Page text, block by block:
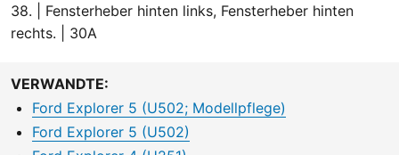
38. | Fensterheber hinten links, Fensterheber hinten
rechts. | 30A
VERWANDTE:
Ford Explorer 5 (U502; Modellpflege)
Ford Explorer 5 (U502)